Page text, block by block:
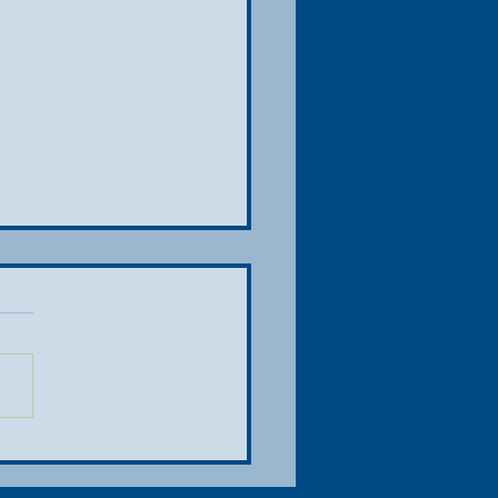
du Grand Prix de Belgique
1 Moët & Chandon est